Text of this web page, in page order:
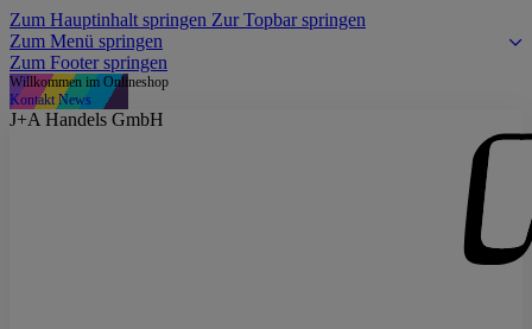
Zum Hauptinhalt springen Zur Topbar springen
Zum Menü springen
Zum Footer springen
Willkommen im Onlineshop
Kontakt News
J+A Handels GmbH